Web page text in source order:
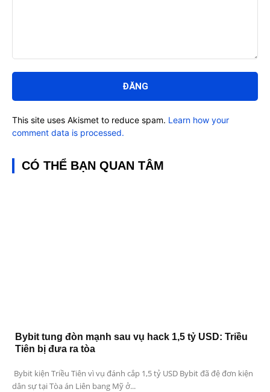
luận:
This site uses Akismet to reduce spam. Learn how your
comment data is processed.
CÓ THỂ BẠN QUAN TÂM
Bybit tung đòn mạnh sau vụ hack 1,5 tỷ USD: Triều
Tiên bị đưa ra tòa
Bybit kiện Triều Tiên vì vụ đánh cắp 1,5 tỷ USD Bybit đã đệ đơn kiện
dân sự tại Tòa án Liên bang Mỹ ở...